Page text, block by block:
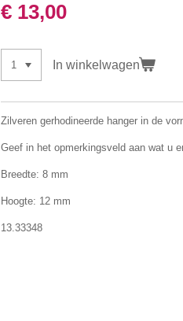
€ 13,00
In winkelwagen
Zilveren gerhodineerde hanger in de
Geef in het opmerkingsveld aan wat u
Breedte: 8 mm
Hoogte: 12 mm
13.33348